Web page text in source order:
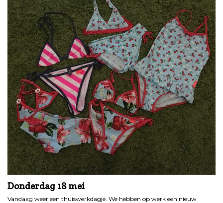
Donderdag 18 mei
Vandaag weer een thuiswerkdagje. We hebben op werk een nieuw